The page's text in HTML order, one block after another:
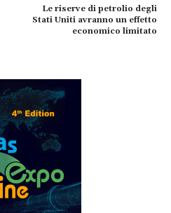
Le riserve di petrolio degli
Stati Uniti avranno un effetto
economico limitato